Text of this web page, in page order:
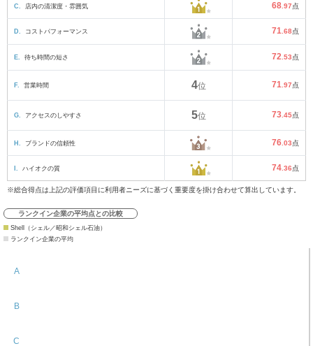
C. 店内の清潔度・雰囲気 68 .97点
D. コストパフォーマンス 71 .68点
E. 待ち時間の短さ 72 .53点
F. 営業時間 4位 71 .97点
G. アクセスのしやすさ 5位 73 .45点
H. ブランドの信頼性 76 .03点
I. ハイオクの質 74 .36点
※総合得点は上記の評価項目に利用者ニーズに基づく重要度を掛け合わせて算出しています。
ランクイン企業の平均点との比較
Shell（シェル／昭和シェル石油）
ランクイン企業の平均
A
B
C